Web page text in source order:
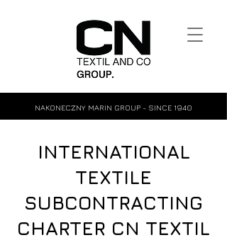
NAKONECZNY MARIN GROUP - SINCE 1940
INTERNATIONAL
TEXTILE
SUBCONTRACTING
CHARTER CN TEXTIL